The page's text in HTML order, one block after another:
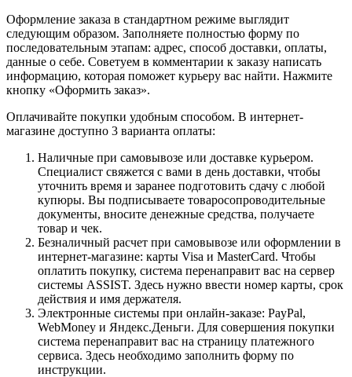
Оформление заказа в стандартном режиме выглядит
следующим образом. Заполняете полностью форму по
последовательным этапам: адрес, способ доставки, оплаты,
данные о себе. Советуем в комментарии к заказу написать
информацию, которая поможет курьеру вас найти. Нажмите
кнопку «Оформить заказ».
Оплачивайте покупки удобным способом. В интернет-
магазине доступно 3 варианта оплаты:
Наличные при самовывозе или доставке курьером.
Специалист свяжется с вами в день доставки, чтобы
уточнить время и заранее подготовить сдачу с любой
купюры. Вы подписываете товаросопроводительные
документы, вносите денежные средства, получаете
товар и чек.
Безналичный расчет при самовывозе или оформлении в
интернет-магазине: карты Visa и MasterCard. Чтобы
оплатить покупку, система перенаправит вас на сервер
системы ASSIST. Здесь нужно ввести номер карты, срок
действия и имя держателя.
Электронные системы при онлайн-заказе: PayPal,
WebMoney и Яндекс.Деньги. Для совершения покупки
система перенаправит вас на страницу платежного
сервиса. Здесь необходимо заполнить форму по
инструкции.